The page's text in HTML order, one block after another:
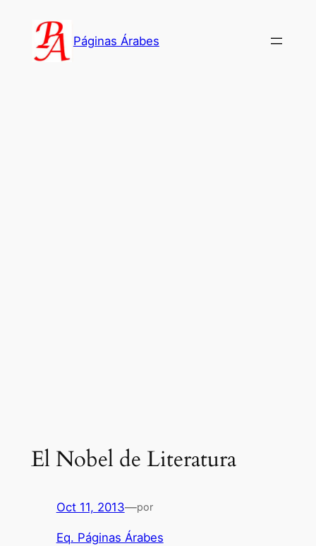
contenido
Páginas Árabes
El Nobel de Literatura
Oct 11, 2013—por
Eq. Páginas Árabes